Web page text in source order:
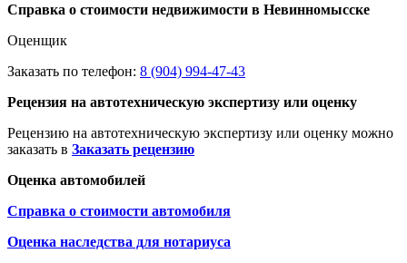
Справка о стоимости недвижимости в Невинномысске
Оценщик
Заказать по телефон: 8 (904) 994-47-43
Рецензия на автотехническую экспертизу или оценку
Рецензию на автотехническую экспертизу или оценку можно
заказать в Заказать рецензию
Оценка автомобилей
Справка о стоимости автомобиля
Оценка наследства для нотариуса